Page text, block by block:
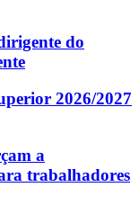
do
2026/2027
a
trabalhadores